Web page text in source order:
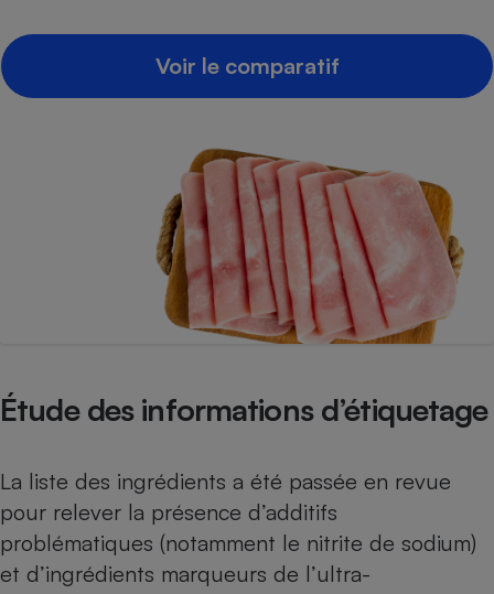
Voir le comparatif
Étude des informations d’étiquetage
La liste des ingrédients a été passée en revue
pour relever la présence d’additifs
problématiques (notamment le nitrite de sodium)
et d’ingrédients marqueurs de l’ultra-
induction
Climatiseur -
Ventilateur
Cafetière à expressos
Smartphone
Antivirus
Climatiseur -
Ventilateur